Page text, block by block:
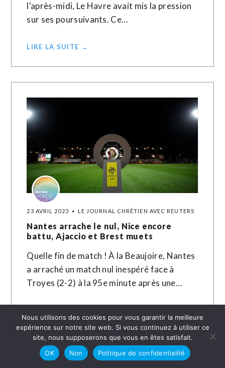
l'après-midi, Le Havre avait mis la pression
sur ses poursuivants. Ce…
LIRE LA SUITE →
23 AVRIL 2023 LE JOURNAL CHRÉTIEN AVEC REUTERS
Nantes arrache le nul, Nice encore
battu, Ajaccio et Brest muets
Quelle fin de match ! À la Beaujoire, Nantes
a arraché un match nul inespéré face à
Troyes (2-2) à la 95e minute après une…
Nous utilisons des cookies pour vous garantir la meilleure
expérience sur notre site web. Si vous continuez à utiliser ce
site, nous supposerons que vous en êtes satisfait.
OK
Non Politique de confidentialité